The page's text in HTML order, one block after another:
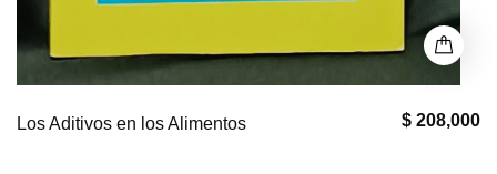
$ 208,000
Los Aditivos en los Alimentos